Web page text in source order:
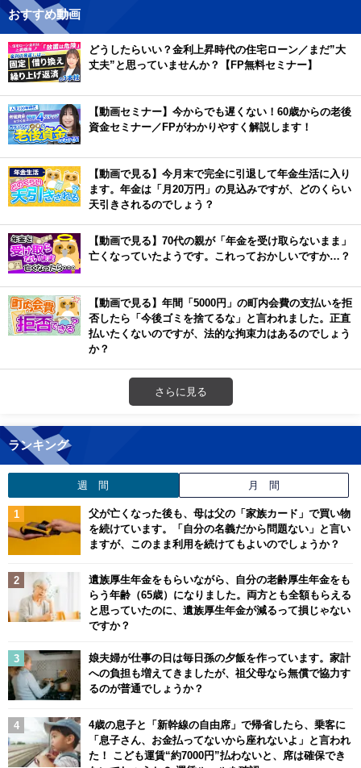
おすすめ動画
どうしたらいい？金利上昇時代の住宅ローン／まだ”大
丈夫”と思っていませんか？【FP無料セミナー】
【動画セミナー】今からでも遅くない！60歳からの老後
資金セミナー／FPがわかりやすく解説します！
【動画で見る】今月末で完全に引退して年金生活に入り
ます。年金は「月20万円」の見込みですが、どのくらい
天引きされるのでしょう？
【動画で見る】70代の親が「年金を受け取らないまま」
亡くなっていたようです。これっておかしいですか…？
【動画で見る】年間「5000円」の町内会費の支払いを拒
否したら「今後ゴミを捨てるな」と言われました。正直
払いたくないのですが、法的な拘束力はあるのでしょう
か？
さらに見る
ランキング
週 間 月 間
父が亡くなった後も、母は父の「家族カード」で買い物
を続けています。「自分の名義だから問題ない」と言い
ますが、このまま利用を続けてもよいのでしょうか？
遺族厚生年金をもらいながら、自分の老齢厚生年金をも
らう年齢（65歳）になりました。両方とも全額もらえる
と思っていたのに、遺族厚生年金が減るって損じゃない
ですか？
娘夫婦が仕事の日は毎日孫の夕飯を作っています。家計
への負担も増えてきましたが、祖父母なら無償で協力す
るのが普通でしょうか？
4歳の息子と「新幹線の自由席」で帰省したら、乗客に
「息子さん、お金払ってないから座れないよ」と言われ
た！ こども運賃“約7000円”払わないと、席は確保でき